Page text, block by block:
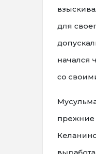
для
начался
со
прежние